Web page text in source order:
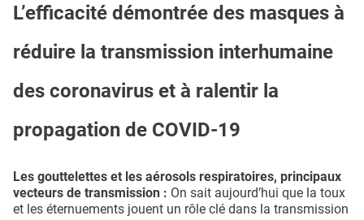
L’efficacité démontrée des masques à
réduire la transmission interhumaine
des coronavirus et à ralentir la
propagation de COVID-19
Les gouttelettes et les aérosols respiratoires, principaux
vecteurs de transmission : On sait aujourd’hui que la toux
et les éternuements jouent un rôle clé dans la transmission